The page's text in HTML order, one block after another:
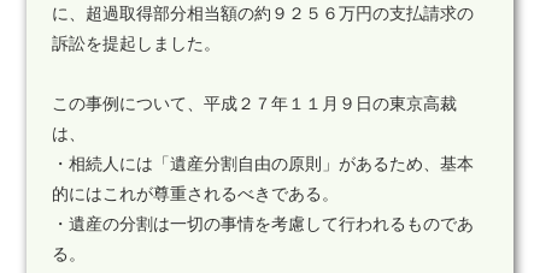
に、超過取得部分相当額の約９２５６万円の支払請求の
訴訟を提起しました。
この事例について、平成２７年１１月９日の東京高裁
は、
・相続人には「遺産分割自由の原則」があるため、基本
的にはこれが尊重されるべきである。
・遺産の分割は一切の事情を考慮して行われるものであ
る。